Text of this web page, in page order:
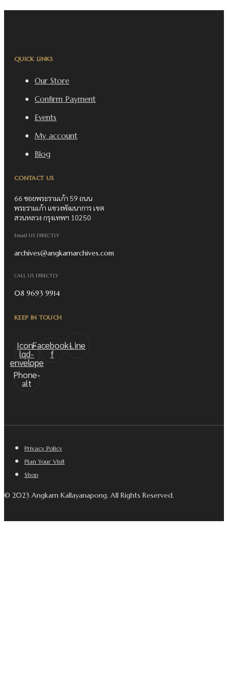
QUICK LINKS
Our Store
Confirm Payment
Events
My account
Blog
CONTACT US
66 ซอยพระรามเก้า 59 ถนน
พระรามเก้า แขวงพัฒนาการ เขต
สวนหลวง กรุงเทพฯ 10250
Email US DIRECTLY
archives@angkarnarchives.com
CALL US DIRECTLY
08 9693 9914
KEEP IN TOUCH
Icon-
lqd-
envelope
Facebook-
f
Line
Phone-
alt
Privacy Policy
Plan Your Visit
Shop
© 2023 Angkarn Kallayanapong. All Rights Reserved.